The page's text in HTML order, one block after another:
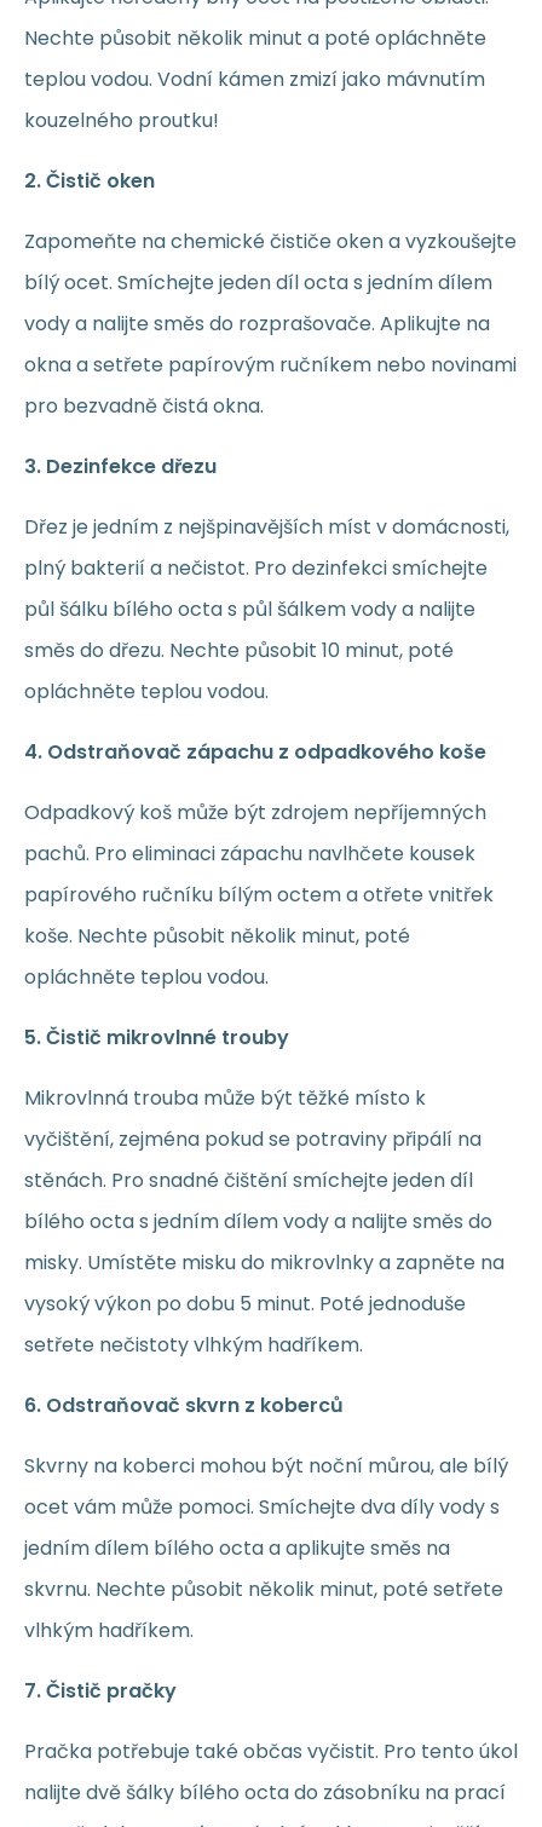
Nechte působit několik minut a poté opláchněte
teplou vodou. Vodní kámen zmizí jako mávnutím
kouzelného proutku!
2. Čistič oken
Zapomeňte na chemické čističe oken a vyzkoušejte
bílý ocet. Smíchejte jeden díl octa s jedním dílem
vody a nalijte směs do rozprašovače. Aplikujte na
okna a setřete papírovým ručníkem nebo novinami
pro bezvadně čistá okna.
3. Dezinfekce dřezu
Dřez je jedním z nejšpinavějších míst v domácnosti,
plný bakterií a nečistot. Pro dezinfekci smíchejte
půl šálku bílého octa s půl šálkem vody a nalijte
směs do dřezu. Nechte působit 10 minut, poté
opláchněte teplou vodou.
4. Odstraňovač zápachu z odpadkového koše
Odpadkový koš může být zdrojem nepříjemných
pachů. Pro eliminaci zápachu navlhčete kousek
papírového ručníku bílým octem a otřete vnitřek
koše. Nechte působit několik minut, poté
opláchněte teplou vodou.
5. Čistič mikrovlnné trouby
Mikrovlnná trouba může být těžké místo k
vyčištění, zejména pokud se potraviny připálí na
stěnách. Pro snadné čištění smíchejte jeden díl
bílého octa s jedním dílem vody a nalijte směs do
misky. Umístěte misku do mikrovlnky a zapněte na
vysoký výkon po dobu 5 minut. Poté jednoduše
setřete nečistoty vlhkým hadříkem.
6. Odstraňovač skvrn z koberců
Skvrny na koberci mohou být noční můrou, ale bílý
ocet vám může pomoci. Smíchejte dva díly vody s
jedním dílem bílého octa a aplikujte směs na
skvrnu. Nechte působit několik minut, poté setřete
vlhkým hadříkem.
7. Čistič pračky
Pračka potřebuje také občas vyčistit. Pro tento úkol
nalijte dvě šálky bílého octa do zásobníku na prací